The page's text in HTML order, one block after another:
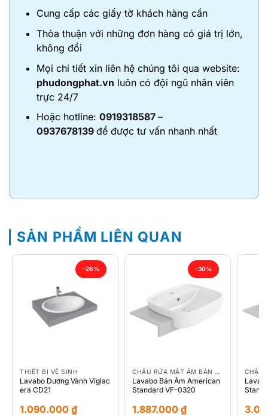
Cung cấp các giấy tờ khách hàng cần
Thỏa thuận với những đơn hàng có giá trị lớn,
không đổi
Mọi chi tiết xin liên hệ chúng tôi qua website:
phudongphat.vn luôn có đội ngũ nhân viên
trực 24/7
Hoặc hotline: 0919318587 –
0937678139 để được tư vấn nhanh nhất
SẢN PHẨM LIÊN QUAN
-26%
THIẾT BỊ VỆ SINH
Lavabo Dương Vành Viglac
era CD21
1.090.000 ₫
-30%
CHẬU RỬA MẶT ÂM BÀN AMERICAN STANDARD
Lavabo Bán Âm American
Standard VF-0320
1.887.000₫